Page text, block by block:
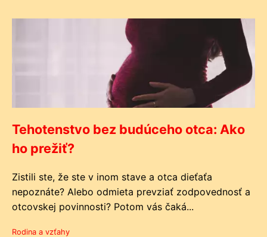
Tehotenstvo bez budúceho otca: Ako
ho prežiť?
Zistili ste, že ste v inom stave a otca dieťaťa
nepoznáte? Alebo odmieta prevziať zodpovednosť a
otcovskej povinnosti? Potom vás čaká...
Rodina a vzťahy